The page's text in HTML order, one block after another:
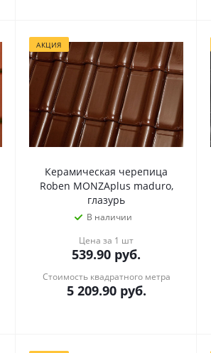
АКЦИЯ
Керамическая черепица
Roben MONZAplus maduro,
глазурь
В наличии
Цена за 1 шт
539.90 руб.
Стоимость квадратного метра
5 209.90руб.